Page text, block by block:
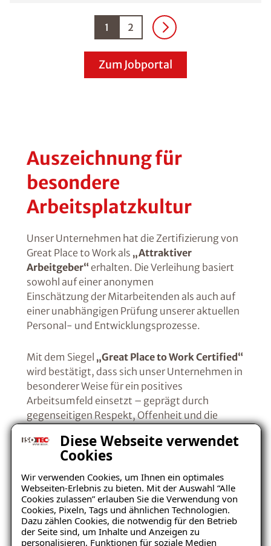
Diese Webseite verwendet
Cookies
Wir verwenden Cookies, um Ihnen ein optimales
Webseiten-Erlebnis zu bieten. Mit der Auswahl “Alle
Cookies zulassen” erlauben Sie die Verwendung von
Cookies, Pixeln, Tags und ähnlichen Technologien.
Dazu zählen Cookies, die notwendig für den Betrieb
der Seite sind, um Inhalte und Anzeigen zu
personalisieren, Funktionen für soziale Medien
1 2
Zum Jobportal
Auszeichnung für
besondere
Arbeitsplatzkultur
Unser Unternehmen hat die Zertifizierung von
Great Place to Work als „Attraktiver
Arbeitgeber“erhalten. Die Verleihung basiert
sowohl auf einer anonymen
Einschätzung der Mitarbeitenden als auch auf
einer unabhängigen Prüfung unserer aktuellen
Personal- und Entwicklungsprozesse.
Mit dem Siegel „Great Place to Work Certified“
wird bestätigt, dass sich unser Unternehmen in
besonderer Weise für ein positives
Arbeitsumfeld einsetzt – geprägt durch
gegenseitigen Respekt, Offenheit und die